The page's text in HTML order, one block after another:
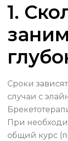
1.
Сроки
случаи с
При
общий курс